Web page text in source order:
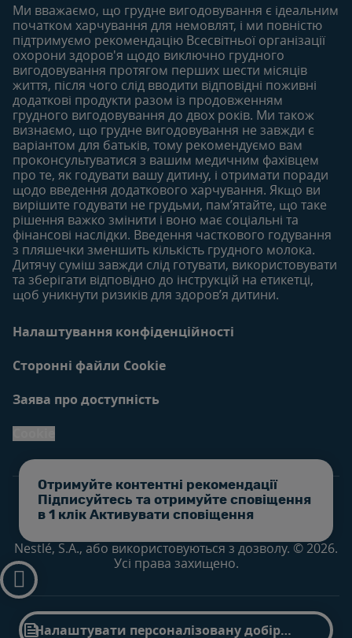
Знайти продукт
Отримуйте контентні рекомендації
Підписуйтесь та отримуйте сповіщення
в 1 клік Активувати сповіщення
Придбати
Наші бренди
Безкоштовні тестування
6-12 місяців
Статті
Продукти
12-18 місяців
Статті
Продукти
18-24 місяців
Статті
Продукти
Ми вважаємо, що грудне вигодовування є ідеальним
початком харчування для немовлят, і ми повністю
підтримуємо рекомендацію Всесвітньої організації
охорони здоров'я щодо виключно грудного
вигодовування протягом перших шести місяців
життя, після чого слід вводити відповідні поживні
додаткові продукти разом із продовженням
грудного вигодовування до двох років. Ми також
визнаємо, що грудне вигодовування не завжди є
варіантом для батьків, тому рекомендуємо вам
проконсультуватися з вашим медичним фахівцем
про те, як годувати вашу дитину, і отримати поради
щодо введення додаткового харчування. Якщо ви
вирішите годувати не грудьми, пам’ятайте, що таке
рішення важко змінити і воно має соціальні та
фінансові наслідки. Введення часткового годування
з пляшечки зменшить кількість грудного молока.
Дитячу суміш завжди слід готувати, використовувати
та зберігати відповідно до інструкцій на етикетці,
щоб уникнути ризиків для здоров’я дитини.
Налаштування конфіденційності
Сторонні файли Cookie
Заява про доступність
Nestlé, S.A., або використовуються з дозволу. © 2026.
Усі права захищено.
Прокрутіть до верху